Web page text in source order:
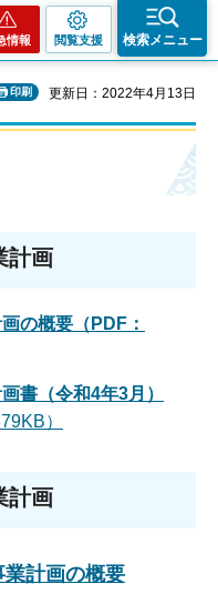
情報 閲覧支援 検索メニュー
印刷 更新日：2022年4月13日
計画
の概要（PDF：
書（令和4年3月）
）
計画
計画の概要